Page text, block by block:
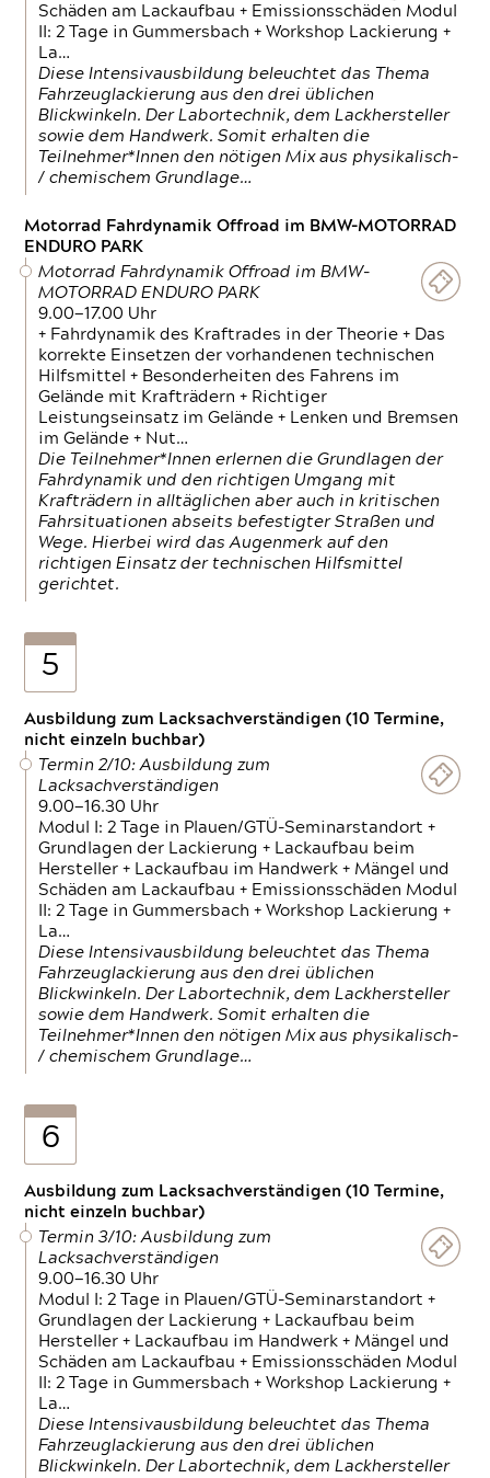
Schäden am Lackaufbau + Emissionsschäden Modul
II: 2 Tage in Gummersbach + Workshop Lackierung +
La…
Diese Intensivausbildung beleuchtet das Thema
Fahrzeuglackierung aus den drei üblichen
Blickwinkeln. Der Labortechnik, dem Lackhersteller
sowie dem Handwerk. Somit erhalten die
Teilnehmer*Innen den nötigen Mix aus physikalisch-
/ chemischem Grundlage…
Motorrad Fahrdynamik Offroad im BMW-MOTORRAD
ENDURO PARK
Motorrad Fahrdynamik Offroad im BMW-
MOTORRAD ENDURO PARK
9.00—17.00 Uhr
+ Fahrdynamik des Kraftrades in der Theorie + Das
korrekte Einsetzen der vorhandenen technischen
Hilfsmittel + Besonderheiten des Fahrens im
Gelände mit Krafträdern + Richtiger
Leistungseinsatz im Gelände + Lenken und Bremsen
im Gelände + Nut…
Die Teilnehmer*Innen erlernen die Grundlagen der
Fahrdynamik und den richtigen Umgang mit
Krafträdern in alltäglichen aber auch in kritischen
Fahrsituationen abseits befestigter Straßen und
Wege. Hierbei wird das Augenmerk auf den
richtigen Einsatz der technischen Hilfsmittel
gerichtet.
5
Ausbildung zum Lacksachverständigen (10 Termine,
nicht einzeln buchbar)
Termin 2/10: Ausbildung zum
Lacksachverständigen
9.00—16.30 Uhr
Modul I: 2 Tage in Plauen/GTÜ-Seminarstandort +
Grundlagen der Lackierung + Lackaufbau beim
Hersteller + Lackaufbau im Handwerk + Mängel und
Schäden am Lackaufbau + Emissionsschäden Modul
II: 2 Tage in Gummersbach + Workshop Lackierung +
La…
Diese Intensivausbildung beleuchtet das Thema
Fahrzeuglackierung aus den drei üblichen
Blickwinkeln. Der Labortechnik, dem Lackhersteller
sowie dem Handwerk. Somit erhalten die
Teilnehmer*Innen den nötigen Mix aus physikalisch-
/ chemischem Grundlage…
6
Ausbildung zum Lacksachverständigen (10 Termine,
nicht einzeln buchbar)
Termin 3/10: Ausbildung zum
Lacksachverständigen
9.00—16.30 Uhr
Modul I: 2 Tage in Plauen/GTÜ-Seminarstandort +
Grundlagen der Lackierung + Lackaufbau beim
Hersteller + Lackaufbau im Handwerk + Mängel und
Schäden am Lackaufbau + Emissionsschäden Modul
II: 2 Tage in Gummersbach + Workshop Lackierung +
La…
Diese Intensivausbildung beleuchtet das Thema
Fahrzeuglackierung aus den drei üblichen
Blickwinkeln. Der Labortechnik, dem Lackhersteller